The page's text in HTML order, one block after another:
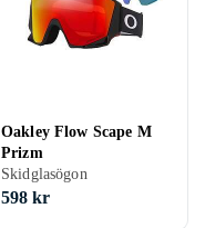
Oakley Flow Scape M
Prizm
Skidglasögon
598 kr